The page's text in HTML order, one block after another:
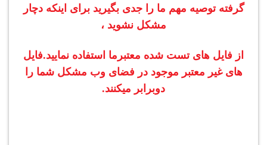
گرفته توصیه مهم ما را جدی بگیرید برای اینکه دچار
مشکل نشوید ،
از فایل های تست شده معتبرما استفاده نمایید.فایل
های غیر معتبر موجود در فضای وب مشکل شما را
دوبرابر میکنند.